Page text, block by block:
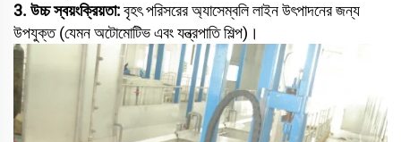
3. উচ্চ স্বয়ংক্রিয়তা:বৃহৎ পরিসরের অ্যাসেম্বলি লাইন উৎপাদনের জন্য
উপযুক্ত (যেমন অটোমোটিভ এবং যন্ত্রপাতি শিল্প)।